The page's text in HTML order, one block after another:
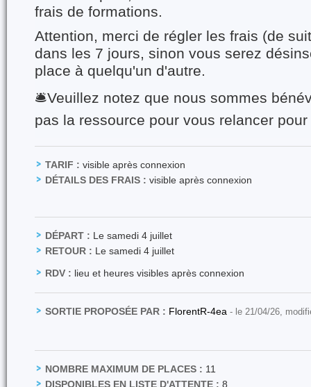
frais de formations.
Attention, merci de régler les frais (de
dans les 7 jours, sinon vous serez
place à quelqu'un d'autre.
🛎️Veuillez notez que nous sommes
pas la ressource pour vous relancer
TARIF : visible après connexion
DÉTAILS DES FRAIS : visible après connexion
DÉPART : Le samedi 4 juillet
RETOUR : Le samedi 4 juillet
RDV : lieu et heures visibles après connexion
SORTIE PROPOSÉE PAR : FlorentR-4ea - le 21/04/26,
NOMBRE MAXIMUM DE PLACES : 11
DISPONIBLES EN LISTE D'ATTENTE : 8